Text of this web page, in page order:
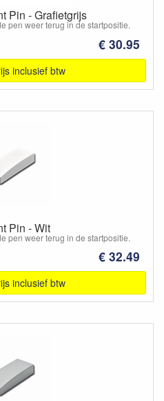
Pin - Grafietgrijs
pen weer terug in de startpositie.
€ 30.95
inclusief btw
Pin - Wit
pen weer terug in de startpositie.
€ 32.49
inclusief btw